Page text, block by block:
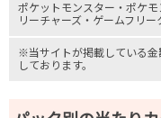
ポケットモンスター ・ポケ
リーチャーズ ・ ゲームフリー
※当サイトが掲載している金
しております。